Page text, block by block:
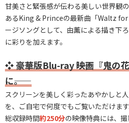
甘美さと緊張感が伝わる美しい世界観
あるKing & Princeの最新曲「Waltz
ージソングとして、由薫による描き下
に彩りを加えます。
❖豪華版Blu-ray ――映画『鬼の
に――。
スクリーンを美しく彩ったあやかしと
を、ご自宅で何度でもご覧いただけます
総収録時間約250分の映像特典には、